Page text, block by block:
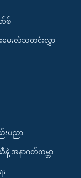
စ်
မေးလ်သတင်းလွှာ
းပညာ
နဲ့ အနာဂတ်ကမ္ဘာ
း